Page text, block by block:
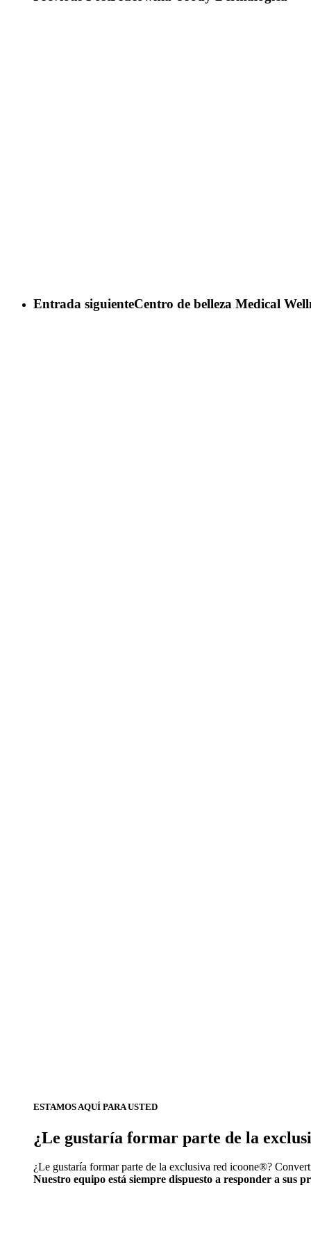
Entrada siguienteCentro de belleza Medical
ESTAMOS AQUÍ PARA USTED
¿Le gustaría formar parte de la
¿Le gustaría formar parte de la exclusiva red icoone®?
Nuestro equipo está siempre dispuesto a responder a sus